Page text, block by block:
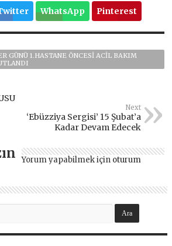
WhatsApp Pinterest
GÜNÜ 1.HASTANE ÖNCESI ACIL BAKIM
Next
‘Ebüzziya Sergisi’ 15 Şubat’a
Kadar Devam Edecek
Yorum yapabilmek için oturum